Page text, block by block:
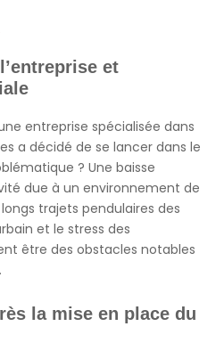
et
entreprise spécialisée dans
a décidé de se lancer dans le
? Une baisse
due à un environnement de
trajets pendulaires des
et le stress des
être des obstacles notables
la mise en place du